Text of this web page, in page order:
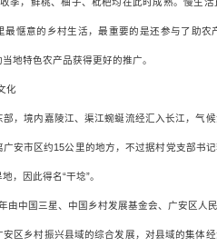
最惬意的乡村生活，最重要的是还参与了助
地特色农产品获得更好的推广。
化
部，境内嘉陵江、渠江蜿蜒流经汇入长江，气
安市区约15公里的地方，不过据村党支部书
，因此得名“干埝”。
由中国三星、中国乡村发展基金会、广安区人
区乡村振兴县域的综合发展，对县域的集体